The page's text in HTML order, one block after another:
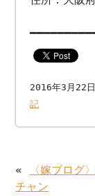
2016年3月22
記
«
〈嫁ブログ
チャン